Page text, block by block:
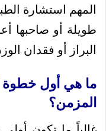
المهم استشارة
طويلة أو صاحبها
البراز أو فقدان
ما هي أول خطوة
المزمن؟